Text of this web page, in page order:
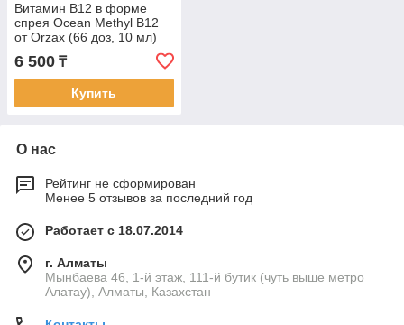
Витамин B12 в форме
спрея Ocean Methyl B12
от Orzax (66 доз, 10 мл)
6 500 ₸
Купить
О нас
Рейтинг не сформирован
Менее 5 отзывов за последний год
Работает с 18.07.2014
г. Алматы
Мынбаева 46, 1-й этаж, 111-й бутик (чуть выше метро
Алатау), Алматы, Казахстан